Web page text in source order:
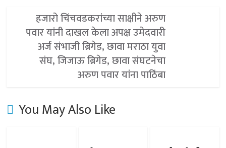
हजारो चिंचवडकरांच्या साक्षीने अरुण
पवार यांनी दाखल केला अपक्ष उमेदवारी
अर्ज संभाजी ब्रिगेड, छावा मराठा युवा
संघ, जिजाऊ ब्रिगेड, छावा संघटनेचा
अरुण पवार यांना पाठिंबा
You May Also Like